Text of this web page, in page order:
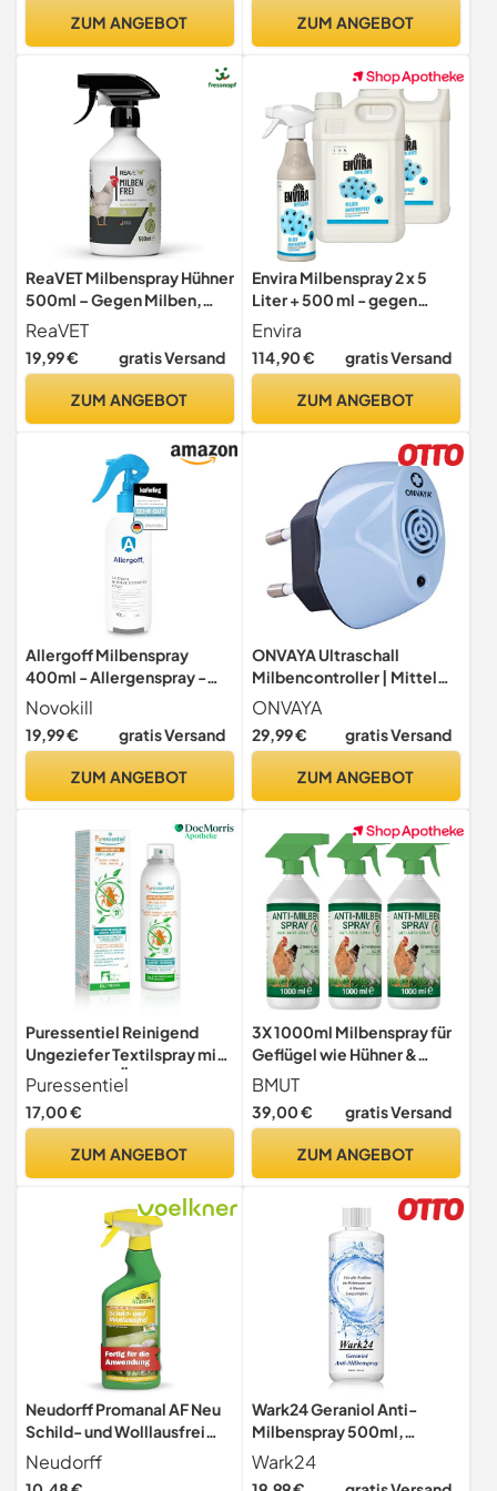
Natürlich & ohne
Allergologen empfohlen
ZUM ANGEBOT ZUM ANGEBOT
ReaVET Milbenspray Hühner
500ml – Gegen Milben,
Rote Vogelmilbe &
Parasiten – Milben Spray für
Hühnerstall & Geflügel I
Kontaktspray I Vorbeugend
ReaVET
19,99 € gratis Versand
ZUM ANGEBOT
Envira Milbenspray 2 x 5
Liter + 500 ml - gegen
Milben & Hausstaubmilben
Envira
114,90 € gratis Versand
ZUM ANGEBOT
Allergoff Milbenspray
400ml - Allergenspray -
100% giftfrei - Milbenspray
für Matratzen & Polster -
Kinder- &
Monate Langzeitschutz -
Novokill
19,99 € gratis Versand
ZUM ANGEBOT
ONVAYA Ultraschall
Milbencontroller | Mittel
gegen Milben |
Hausstaubmilben effektiv
bekämpfen | Milbenschutz
ONVAYA
29,99 € gratis Versand
ZUM ANGEBOT
Puressentiel Reinigend
Ungeziefer Textilspray mit
ätherischen Ölen 150 ml
Puressentiel
17,00 €
ZUM ANGEBOT
3X 1000ml Milbenspray für
Geflügel wie Hühner &
Vögel - Sofort & Langfristig
gegen Parasiten, bei Akut &
Vorbeugung (3X 1000ml)
BMUT
39,00 € gratis Versand
ZUM ANGEBOT
Neudorff Promanal AF Neu
Schild- und Wolllausfrei
500 ml - Bekämpft
Schildläuse und Wollläuse
Neudorff
Wark24 Geraniol Anti-
Milbenspray 500ml,
Langanhaltender Anti-
Milben-Schutz für Textilien
Wark24